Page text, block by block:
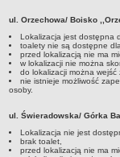
ul. Orzechowa/ Boisko
Lokalizacja jest dostępna
toalety nie są dostępne
przed lokalizacją nie ma
w lokalizacji nie można
do lokalizacji można
nie istnieje możliwość
osoby.
ul. Świeradowska/ Górka
Lokalizacja nie jest
brak toalet,
przed lokalizacją nie ma